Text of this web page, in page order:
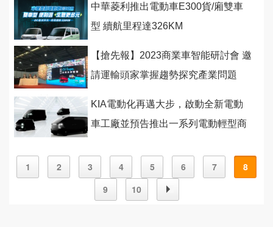
中華菱利推出電動車E300貨/廂雙車
型 續航里程達326KM
【搶先報】2023商業車智能研討會 邀
請運輸頭家掌握趨勢探究產業問題
KIA電動化再邁大步，啟動全新電動
車工廠並預告推出一系列電動輕型商
1 2 3 4 5 6 7
8
9
10